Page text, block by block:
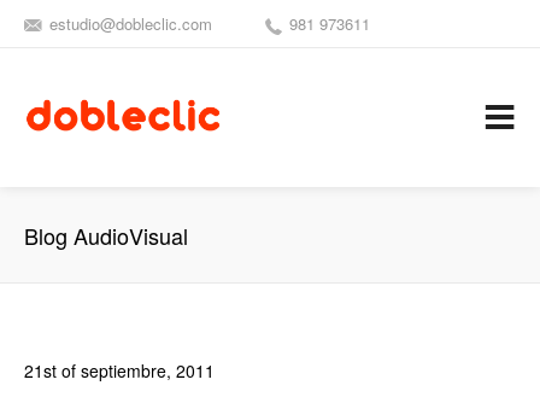
estudio@dobleclic.com 981 973611
Blog AudioVisual
21st of septiembre, 2011